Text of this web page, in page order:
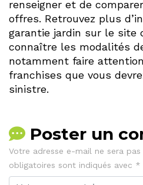
renseigner et de
offres. Retrouvez plus
garantie jardin sur le site
connaître les modalités
notamment faire
franchises que vous
sinistre.
Poster un
Votre adresse e-mail ne sera pas
obligatoires sont indiqués avec *